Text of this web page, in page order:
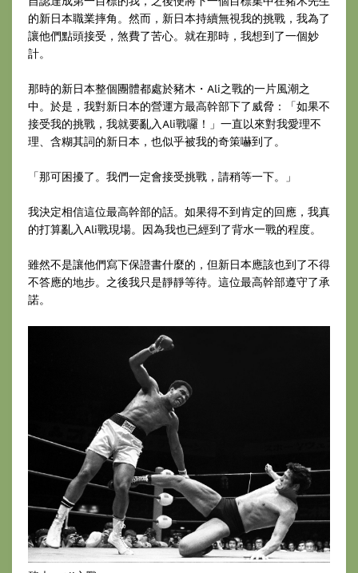
的新日本職業摔角。然而，新日本持續無視我的挑戰，我為了
讓他們點頭接受，煞費了苦心。就在那時，我想到了一個妙
計。
那時的新日本整個團體都處於豬木・Ali之戰的一片風潮之
中。於是，我對新日本的營運方最高幹部下了威脅：「如果不
接受我的挑戰，我就要亂入Ali戰囉！」一直以來對我愛理不
理、含糊其詞的新日本，也似乎被我的奇策嚇到了。
「那可困擾了。我們一定會接受挑戰，請稍等一下。」
我決定相信這位最高幹部的話。如果得不到肯定的回應，我真
的打算亂入Ali戰現場。因為我也已經到了背水一戰的程度。
雖然不是讓他們寫下保證書什麼的，但新日本應該也到了不得
不答應的地步。之後我只是靜靜等待。這位最高幹部遵守了承
諾。